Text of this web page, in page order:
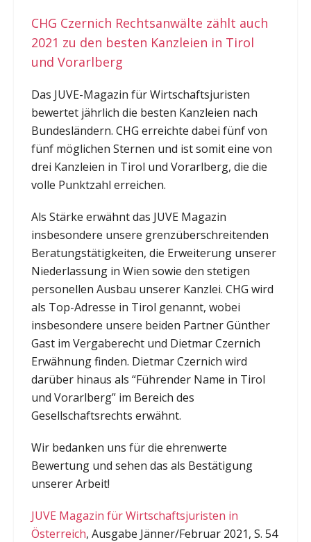
CHG Czernich Rechtsanwälte zählt auch
2021 zu den besten Kanzleien in Tirol
und Vorarlberg
Das JUVE-Magazin für Wirtschaftsjuristen
bewertet jährlich die besten Kanzleien nach
Bundesländern. CHG erreichte dabei fünf von
fünf möglichen Sternen und ist somit eine von
drei Kanzleien in Tirol und Vorarlberg, die die
volle Punktzahl erreichen.
Als Stärke erwähnt das JUVE Magazin
insbesondere unsere grenzüberschreitenden
Beratungstätigkeiten, die Erweiterung unserer
Niederlassung in Wien sowie den stetigen
personellen Ausbau unserer Kanzlei. CHG wird
als Top-Adresse in Tirol genannt, wobei
insbesondere unsere beiden Partner Günther
Gast im Vergaberecht und Dietmar Czernich
Erwähnung finden. Dietmar Czernich wird
darüber hinaus als “Führender Name in Tirol
und Vorarlberg” im Bereich des
Gesellschaftsrechts erwähnt.
Wir bedanken uns für die ehrenwerte
Bewertung und sehen das als Bestätigung
unserer Arbeit!
JUVE Magazin für Wirtschaftsjuristen in
Österreich, Ausgabe Jänner/Februar 2021, S. 54